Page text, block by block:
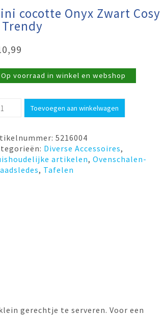
cocotte Onyx Zwart Cosy
Trendy
Op voorraad in winkel en webshop
Toevoegen aan winkelwagen
5216004
Diverse Accessoires,
artikelen,Ovenschalen-
, Tafelen
gerechtje te serveren. Voor een